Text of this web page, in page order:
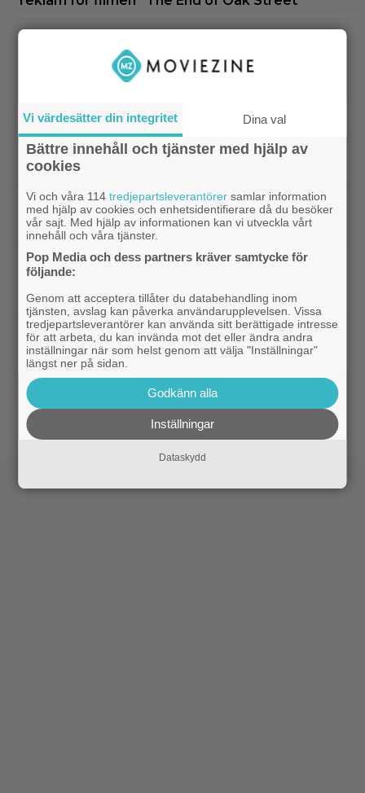
säsonger – tror skådespelaren bakom Bart
Viaplay: ”Sjuk humor och genialiskt manus”
HBO Max|Nu på HBO Max: Tom Hardy gör sin
bästa roll i ”fullkomligt lysande” drama från 2013
Streamingtips|Kvällens tv-tips: Du kan inte ana
vem som är mördaren i ”Beck” nummer 20
Christopher Nolan| På tv ikväll: En av Nolans
bästa filmer fyller 20 – gick nästan till en annan
regissör
TV-spel|På tv ikväll: Edward Norton gjorde sin
hyllade filmdebut i denna skarpa thriller
Fantasy
Sista säsongen av ”The Witcher”
försenas – släpps 2027
Vi värdesätter din integritet Dina val
Bättre innehåll och tjänster med hjälp av
cookies
Vi och våra 114tredjepartsleverantörer samlar information
med hjälp av cookies och enhetsidentifierare då du besöker
vår sajt. Med hjälp av informationen kan vi utveckla vårt
innehåll och våra tjänster.
Pop Media och dess partners kräver samtycke för
följande:
Genom att acceptera tillåter du databehandling inom
tjänsten, avslag kan påverka användarupplevelsen. Vissa
tredjepartsleverantörer kan använda sitt berättigade intresse
för att arbeta, du kan invända mot det eller ändra andra
inställningar när som helst genom att välja "Inställningar"
längst ner på sidan.
Godkänn alla
Inställningar
Dataskydd